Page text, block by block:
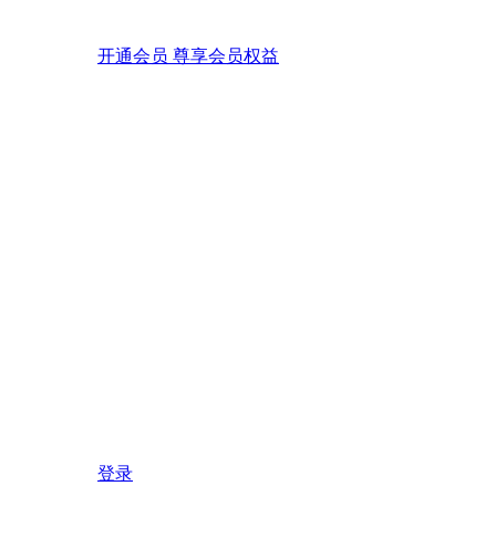
开通会员 尊享会员权益
登录